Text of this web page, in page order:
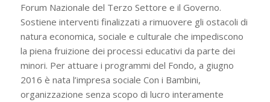
Forum Nazionale del Terzo Settore e il Governo.
Sostiene interventi finalizzati a rimuovere gli ostacoli di
natura economica, sociale e culturale che impediscono
la piena fruizione dei processi educativi da parte dei
minori. Per attuare i programmi del Fondo, a giugno
2016 è nata l’impresa sociale Con i Bambini,
organizzazione senza scopo di lucro interamente